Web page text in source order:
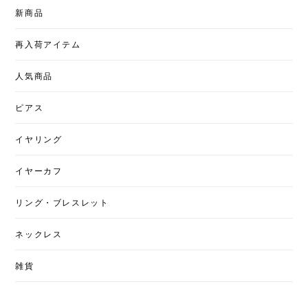
新商品
再入荷アイテム
人気商品
ピアス
イヤリング
イヤーカフ
リング・ブレスレット
ネックレス
雑貨